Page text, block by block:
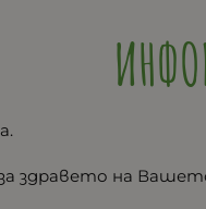
здравето на